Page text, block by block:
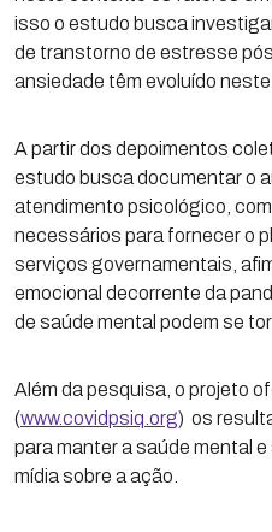
isso o estudo busca
de transtorno de estresse
ansiedade têm evoluído neste
A partir dos depoimentos
estudo busca documentar o
atendimento psicológico,
necessários para fornecer o
serviços governamentais,
emocional decorrente da
de saúde mental podem se
Além da pesquisa, o projeto
(www.covidpsiq.org) os
para manter a saúde mental
mídia sobre a ação.